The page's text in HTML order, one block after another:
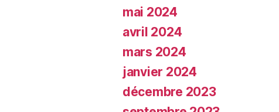
mai 2024
avril 2024
mars 2024
janvier 2024
décembre 2023